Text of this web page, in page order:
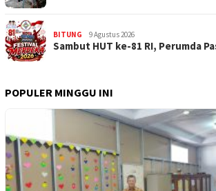
BITUNG 9 Agustus 2026
Sambut HUT ke-81 RI, Perumda
POPULER MINGGU INI